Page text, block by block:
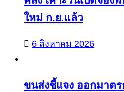
ใหม่ ก.ย.แล้ว
6 สิงหาคม 2026
ขนส่งชี้แจง ออกมาต